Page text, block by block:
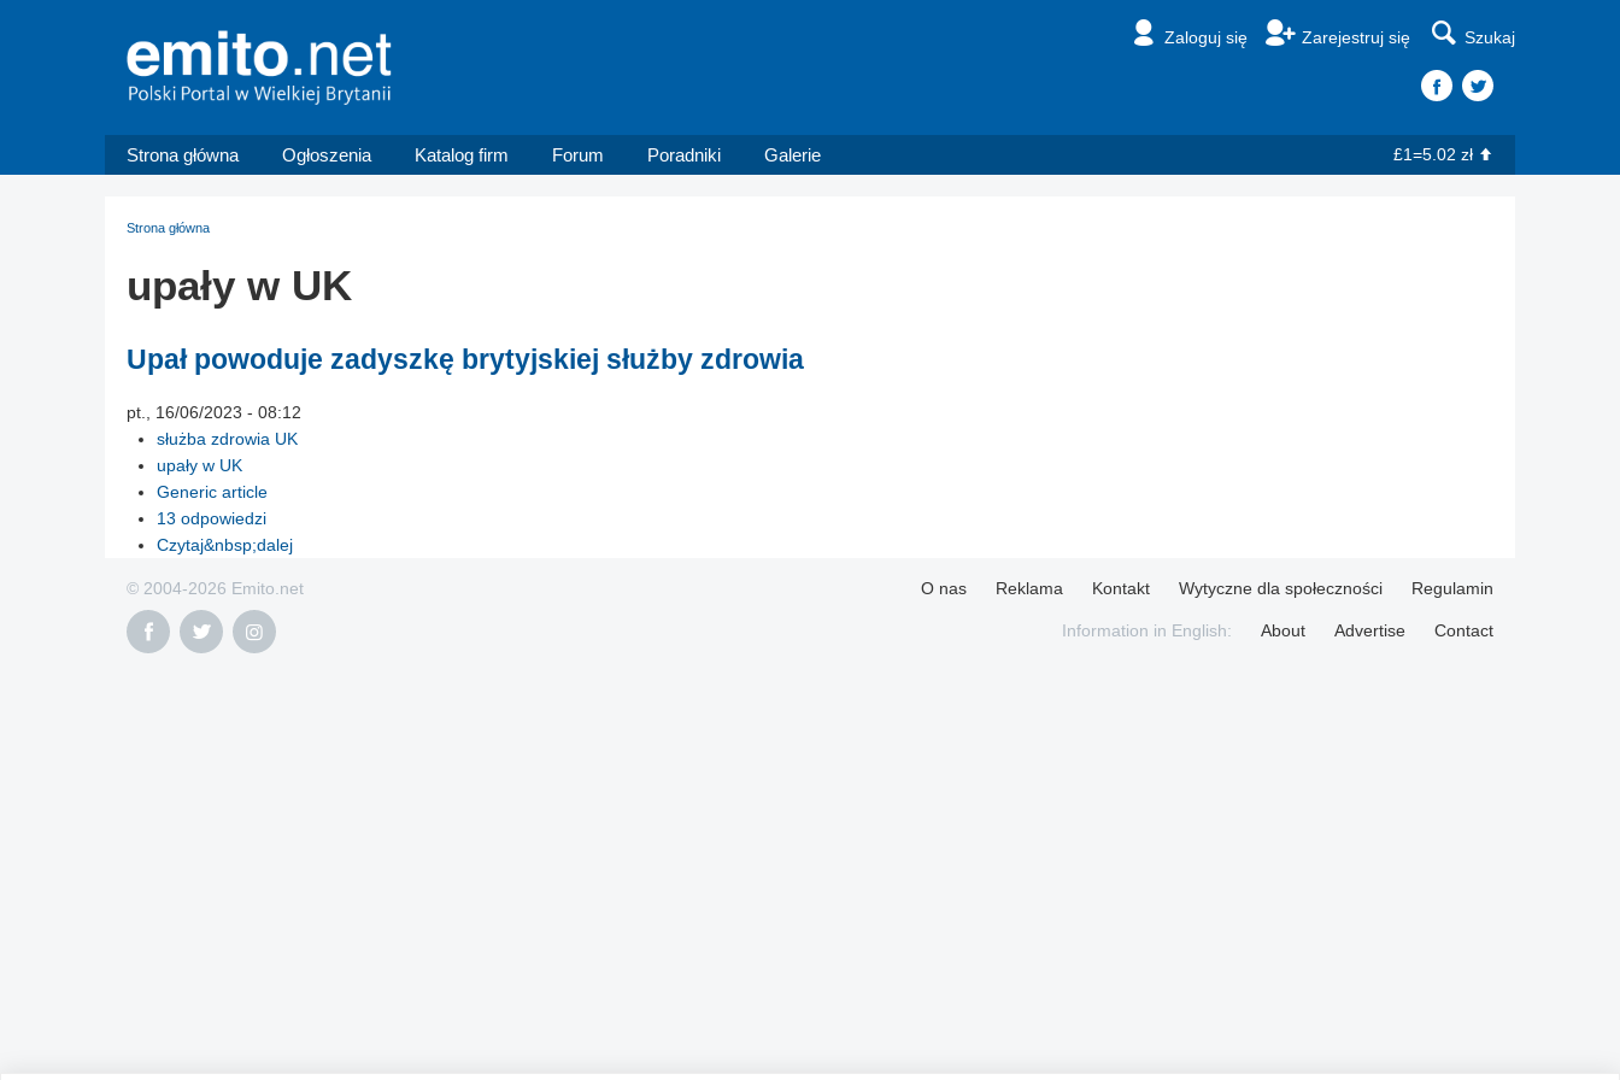
Zaloguj się Zarejestruj się Szukaj
Strona główna Ogłoszenia Katalog firm Forum Poradniki Galerie £1=5.02 zł
Strona główna
upały w UK
Upał powoduje zadyszkę brytyjskiej służby zdrowia
pt., 16/06/2023 - 08:12
służba zdrowia UK
upały w UK
Generic article
13 odpowiedzi
Czytaj&nbsp;dalej
O nas Reklama Kontakt Wytyczne dla społeczności Regulamin
Information in English: About Advertise Contact
© 2004-2026 Emito.net